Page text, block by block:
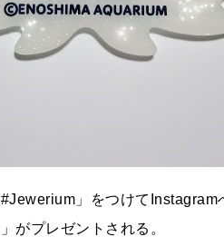
」をつけて
がプレゼントされる。